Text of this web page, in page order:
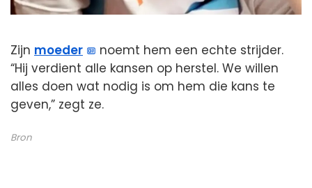
Zijn moeder
noemt hem een echte strijder.
“Hij verdient alle kansen op herstel. We willen
alles doen wat nodig is om hem die kans te
geven,” zegt ze.
Bron